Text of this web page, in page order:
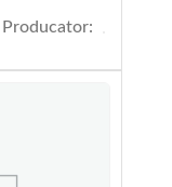
Producator: